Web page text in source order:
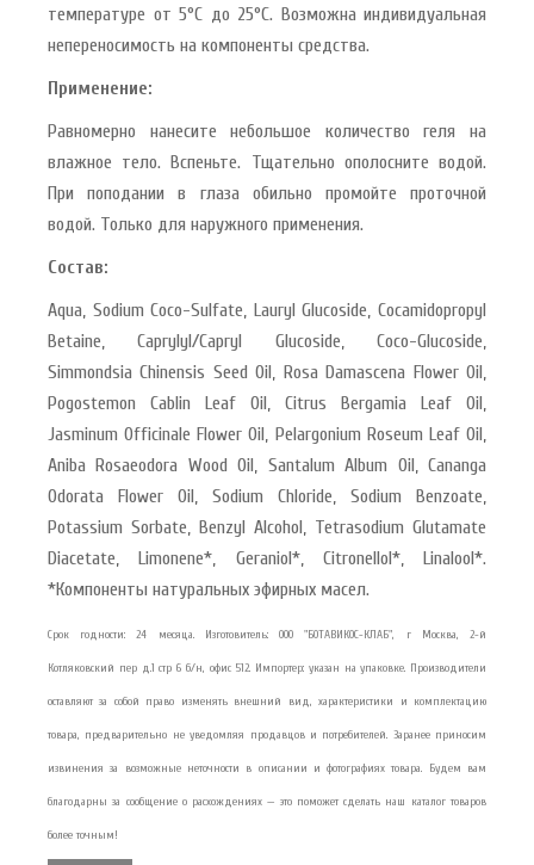
температуре от 5°С до 25°С. Возможна индивидуальная
непереносимость на компоненты средства.
Применение:
Равномерно нанесите небольшое количество геля на
влажное тело. Вспеньте. Тщательно ополосните водой.
При поподании в глаза обильно промойте проточной
водой. Только для наружного применения.
Состав:
Aqua, Sodium Coco-Sulfate, Lauryl Glucoside, Cocamidopropyl
Betaine, Caprylyl/Capryl Glucoside, Coco-Glucoside,
Simmondsia Chinensis Seed Oil, Rosa Damascena Flower Oil,
Pogostemon Cablin Leaf Oil, Citrus Bergamia Leaf Oil,
Jasminum Officinale Flower Oil, Pelargonium Roseum Leaf Oil,
Aniba Rosaeodora Wood Oil, Santalum Album Oil, Cananga
Odorata Flower Oil, Sodium Chloride, Sodium Benzoate,
Potassium Sorbate, Benzyl Alcohol, Tetrasodium Glutamate
Diacetate, Limonene*, Geraniol*, Citronellol*, Linalool*.
*Компоненты натуральных эфирных масел.
Срок годности: 24 месяца. Изготовитель: ООО "БОТАВИКОС-КЛАБ", г Москва, 2-й
Котляковский пер д.1 стр 6 б/н, офис 512. Импортер: указан на упаковке. Производители
оставляют за собой право изменять внешний вид, характеристики и комплектацию
товара, предварительно не уведомляя продавцов и потребителей. Заранее приносим
извинения за возможные неточности в описании и фотографиях товара. Будем вам
благодарны за сообщение о расхождениях — это поможет сделать наш каталог товаров
более точным!